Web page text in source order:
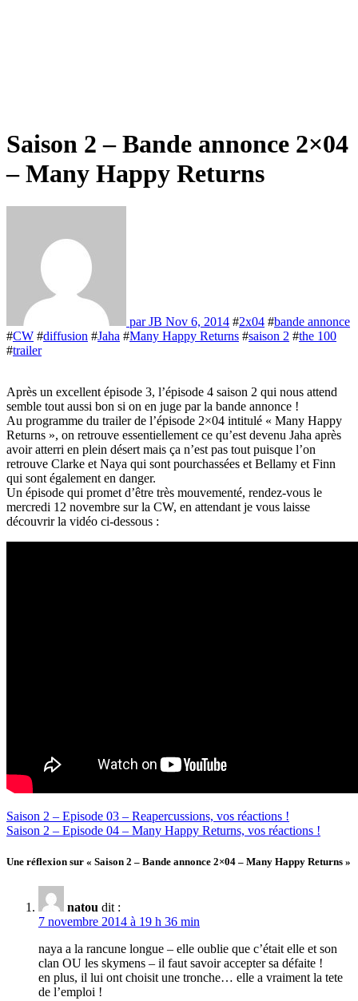
Saison 2 – Bande annonce 2×04
– Many Happy Returns
par JB Nov 6, 2014 #2x04 #bande annonce
#CW #diffusion #Jaha #Many Happy Returns #saison 2 #the 100
#trailer
Après un excellent épisode 3, l’épisode 4 saison 2 qui nous attend
semble tout aussi bon si on en juge par la bande annonce !
Au programme du trailer de l’épisode 2×04 intitulé « Many Happy
Returns », on retrouve essentiellement ce qu’est devenu Jaha après
avoir atterri en plein désert mais ça n’est pas tout puisque l’on
retrouve Clarke et Naya qui sont pourchassées et Bellamy et Finn
qui sont également en danger.
Un épisode qui promet d’être très mouvementé, rendez-vous le
mercredi 12 novembre sur la CW, en attendant je vous laisse
découvrir la vidéo ci-dessous :
Navigation
de
l’article
Saison 2 – Episode 03 – Reapercussions, vos réactions !
Saison 2 – Episode 04 – Many Happy Returns, vos réactions !
Une réflexion sur « Saison 2 – Bande annonce 2×04 – Many Happy Returns »
natou dit :
7 novembre 2014 à 19 h 36 min
naya a la rancune longue – elle oublie que c’était elle et son
clan OU les skymens – il faut savoir accepter sa défaite !
en plus, il lui ont choisit une tronche… elle a vraiment la tete
de l’emploi !